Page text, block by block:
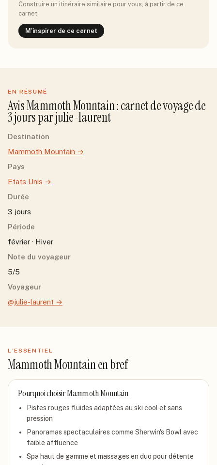
Construire un itinéraire similaire pour vous, à partir de ce
carnet.
M'inspirer de ce carnet
EN RÉSUMÉ
AvisMammoth Mountain: carnet de voyage de
3joursparjulie-laurent
Destination
Mammoth Mountain →
Pays
Etats Unis →
Durée
3 jours
Période
février · Hiver
Note du voyageur
5/5
Voyageur
@julie-laurent →
L'ESSENTIEL
Mammoth Mountainen bref
Pourquoi choisirMammoth Mountain
Pistes rouges fluides adaptées au ski cool et sans
pression
Panoramas spectaculaires comme Sherwin's Bowl avec
faible affluence
Spa haut de gamme et massages en duo pour détente